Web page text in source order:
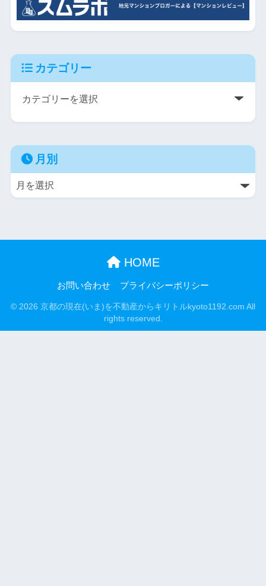
カテゴリー
月別
HOME
お問い合わせ プライバシーポリシー
© 2026 京都の現在(いま)を不動産からキリトルkyoto1192.com All
rights reserved.